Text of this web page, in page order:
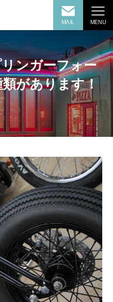
MAIL MENU
ンガーフォー
があります！